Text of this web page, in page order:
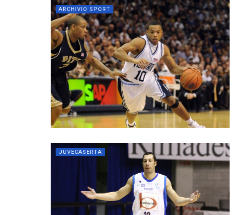
ARCHIVIO SPORT
JUVECASERTA